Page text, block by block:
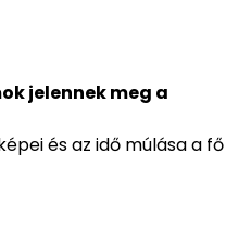
jelennek meg a
és az idő múlása a fő